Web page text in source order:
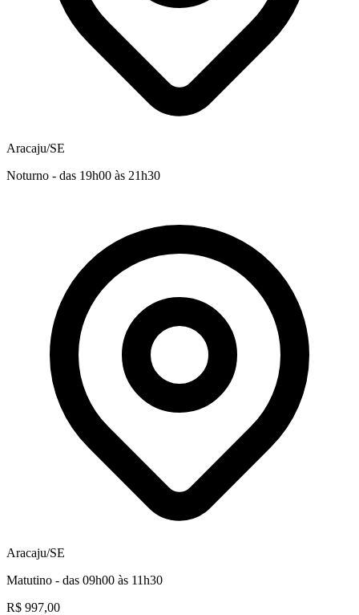
Aracaju/SE
Noturno - das 19h00 às 21h30
Aracaju/SE
Matutino - das 09h00 às 11h30
R$ 997,00